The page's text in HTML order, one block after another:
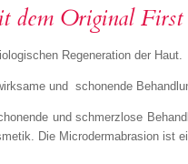
dem Original
Regeneration der Haut.
und schonende
und schmerzlose
Die Microdermabrasion ist